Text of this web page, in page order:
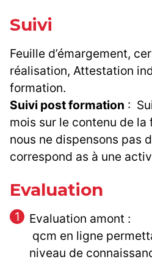
Suivi
Feuille d’émargement,
réalisation, Attestation
formation.
Suivi post formation :
mois sur le contenu de
nous ne dispensons pas
correspond as à une
Evaluation
Evaluation amont :
qcm en ligne
niveau de